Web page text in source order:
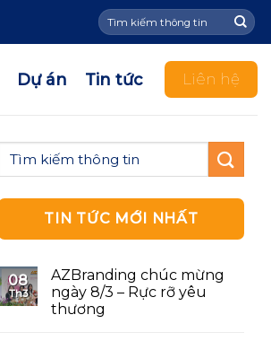
Tìm
kiếm:
Dự án Tin tức Liên hệ
TIN TỨC MỚI NHẤT
08
Th3
AZBranding chúc mừng
ngày 8/3 – Rực rỡ yêu
thương